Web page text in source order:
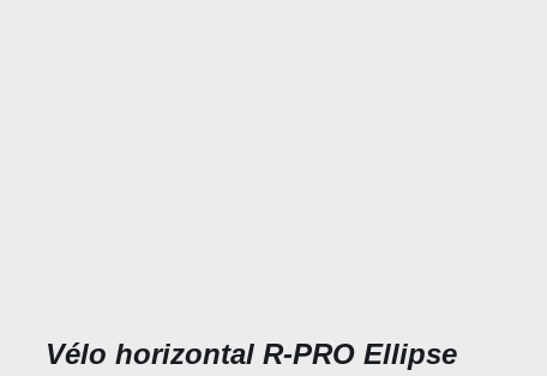
Vélo horizontal R-PRO Ellipse